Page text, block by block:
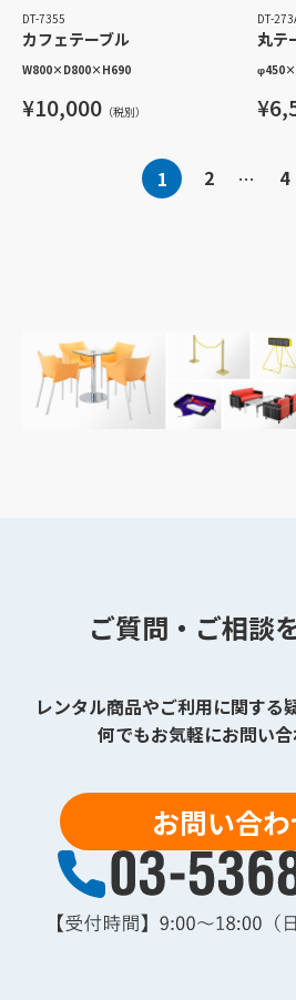
DT-7355
カフェテーブル
W800× D800× H690
¥10,000 （税別）
DT-
丸テ
φ450×
り
1 2 … 4
ご質問・ご相談
レンタル商品やご利用に関する
何でもお気軽にお問い
お問い合